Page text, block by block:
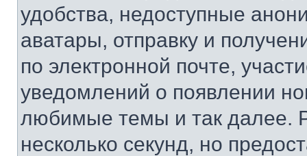
удобства, недоступные
аватары, отправку и
по электронной почте,
уведомлений о появлении
любимые темы и так далее.
несколько секунд, но